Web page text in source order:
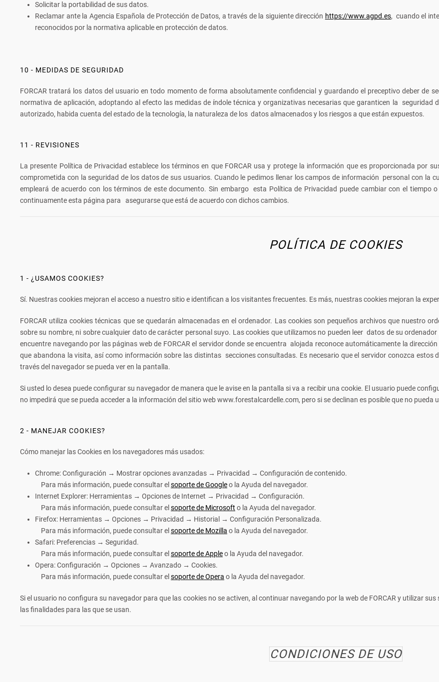
Solicitar la portabilidad de sus datos.
Reclamar ante la Agencia Española de Protección de Datos, a través de la siguiente dirección https://www.agpd.es, cuando el
reconocidos por la normativa aplicable en protección de datos.
10 - MEDIDAS DE SEGURIDAD
FORCAR tratará los datos del usuario en todo momento de forma absolutamente confidencial y guardando el preceptivo deber de
normativa de aplicación, adoptando al efecto las medidas de índole técnica y organizativas necesarias que garanticen la
autorizado, habida cuenta del estado de la tecnología, la naturaleza de los datos almacenados y los riesgos a que están expuestos.
11 - REVISIONES
La presente Política de Privacidad establece los términos en que FORCAR usa y protege la información que es proporcionada por
comprometida con la seguridad de los datos de sus usuarios. Cuando le pedimos llenar los campos de información personal con la
empleará de acuerdo con los términos de este documento. Sin embargo esta Política de Privacidad puede cambiar con el tiempo
continuamente esta página para asegurarse que está de acuerdo con dichos cambios.
POLÍTICA DE COOKIES
1 - ¿USAMOS COOKIES?
Sí. Nuestras cookies mejoran el acceso a nuestro sitio e identifican a los visitantes frecuentes. Es más, nuestras cookies mejoran la
FORCAR utiliza cookies técnicas que se quedarán almacenadas en el ordenador. Las cookies son pequeños archivos que nuestro
sobre su nombre, ni sobre cualquier dato de carácter personal suyo. Las cookies que utilizamos no pueden leer datos de su
encuentre navegando por las páginas web de FORCAR el servidor donde se encuentra alojada reconoce automáticamente la
que abandona la visita, así como información sobre las distintas secciones consultadas. Es necesario que el servidor conozca estos
través del navegador se pueda ver en la pantalla.
Si usted lo desea puede configurar su navegador de manera que le avise en la pantalla si va a recibir una cookie. El usuario puede
no impedirá que se pueda acceder a la información del sitio web www.forestalcardelle.com, pero si se declinan es posible que no
2 - MANEJAR COOKIES?
Cómo manejar las Cookies en los navegadores más usados:
Chrome: Configuración → Mostrar opciones avanzadas → Privacidad → Configuración de contenido.
Para más información, puede consultar el soporte de Googleo la Ayuda del navegador.
Internet Explorer: Herramientas → Opciones de Internet → Privacidad → Configuración.
Para más información, puede consultar el soporte de Microsoft o la Ayuda del navegador.
Firefox: Herramientas → Opciones → Privacidad → Historial → Configuración Personalizada.
Para más información, puede consultar el soporte de Mozilla o la Ayuda del navegador.
Safari: Preferencias → Seguridad.
Para más información, puede consultar el soporte de Appleo la Ayuda del navegador.
Opera: Configuración → Opciones → Avanzado → Cookies.
Para más información, puede consultar el soporte de Opera o la Ayuda del navegador.
Si el usuario no configura su navegador para que las cookies no se activen, al continuar navegando por la web de FORCAR y utilizar
las finalidades para las que se usan.
CONDICIONES DE USO